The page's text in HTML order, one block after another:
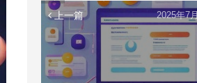
上一篇 2025年7